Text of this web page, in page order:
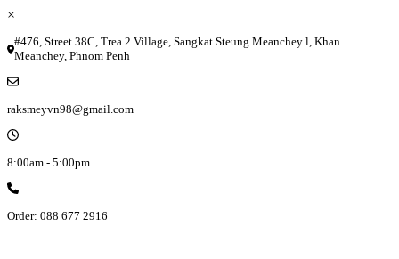
×
#476, Street 38C, Trea 2 Village, Sangkat Steung Meanchey l, Khan
Meanchey, Phnom Penh
raksmeyvn98@gmail.com
8:00am - 5:00pm
Order: 088 677 2916